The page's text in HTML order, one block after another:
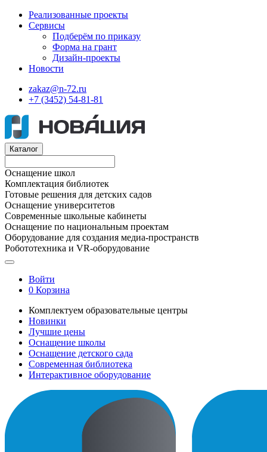
Реализованные проекты
Сервисы
Подберём по приказу
Форма на грант
Дизайн-проекты
Новости
zakaz@n-72.ru
+7 (3452) 54-81-81
Каталог
Оснащение школ
Комплектация библиотек
Готовые решения для детских садов
Оснащение университетов
Современные школьные кабинеты
Оснащение по национальным проектам
Оборудование для создания медиа-пространств
Робототехника и VR-оборудование
Войти
0 Корзина
Комплектуем образовательные центры
Новинки
Лучшие цены
Оснащение школы
Оснащение детского сада
Современная библиотека
Интерактивное оборудование